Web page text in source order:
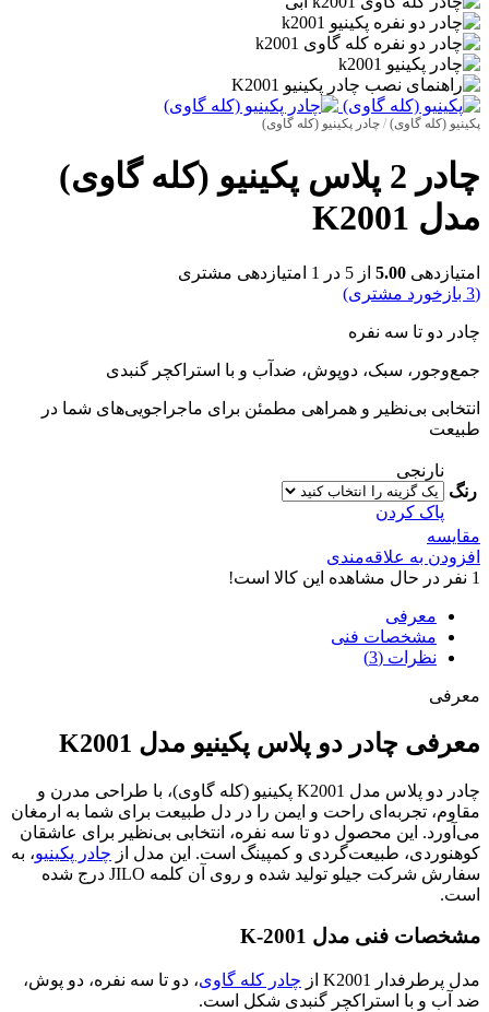
پکینیو (کله گاوی) / چادر پکینیو (کله گاوی)
چادر 2 پلاس پکینیو (کله گاوی)
مدل K2001
امتیازدهی 5.00 از 5 در 1 امتیازدهی مشتری
(
3 بازخورد مشتری)
چادر دو تا سه نفره
جمع‌و‌جور، سبک، دو‌پوش، ضدآب و با استراکچر گنبدی
انتخابی بی‌نظیر و همراهی مطمئن برای ماجراجویی‌های شما در
طبیعت
رنگ
نارنجی
پاک کردن
مقایسه
افزودن به علاقه‌مندی
1 نفر در حال مشاهده این کالا است!
معرفی
مشخصات فنی
نظرات (3)
معرفی
معرفی چادر دو پلاس پکینیو مدل K2001
چادر دو پلاس مدل K2001 پکینیو (کله گاوی)، با طراحی مدرن و
مقاوم، تجربه‌ای راحت و ایمن را در دل طبیعت برای شما به ارمغان
می‌آورد. این محصول دو تا سه نفره، انتخابی بی‌نظیر برای عاشقان
کوهنوردی، طبیعت‌گردی و کمپینگ است. این مدل از چادر پکینیو، به
سفارش شرکت جیلو تولید شده و روی آن کلمه JILO درج شده
است.
مشخصات فنی مدل K-2001
مدل پرطرفدار K2001 از چادر کله گاوی، دو تا سه نفره، دو ‌پوش،
ضد آب و با استراکچر گنبدی شکل است.